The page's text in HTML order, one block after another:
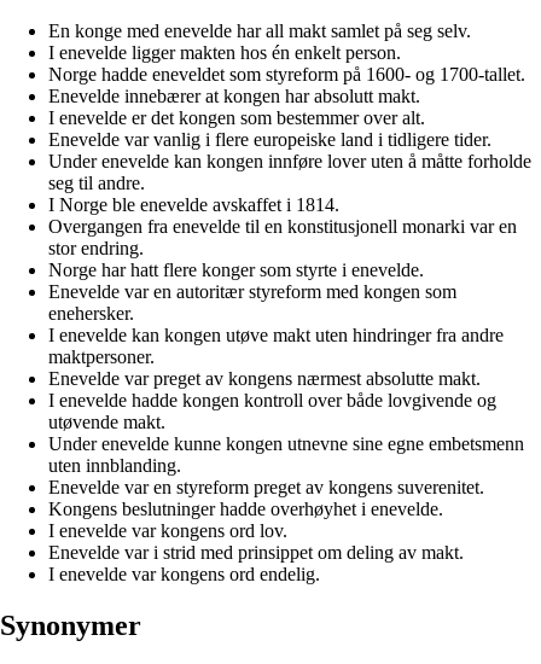
En konge med enevelde har all makt samlet på seg selv.
I enevelde ligger makten hos én enkelt person.
Norge hadde eneveldet som styreform på 1600- og 1700-tallet.
Enevelde innebærer at kongen har absolutt makt.
I enevelde er det kongen som bestemmer over alt.
Enevelde var vanlig i flere europeiske land i tidligere tider.
Under enevelde kan kongen innføre lover uten å måtte forholde
seg til andre.
I Norge ble enevelde avskaffet i 1814.
Overgangen fra enevelde til en konstitusjonell monarki var en
stor endring.
Norge har hatt flere konger som styrte i enevelde.
Enevelde var en autoritær styreform med kongen som
enehersker.
I enevelde kan kongen utøve makt uten hindringer fra andre
maktpersoner.
Enevelde var preget av kongens nærmest absolutte makt.
I enevelde hadde kongen kontroll over både lovgivende og
utøvende makt.
Under enevelde kunne kongen utnevne sine egne embetsmenn
uten innblanding.
Enevelde var en styreform preget av kongens suverenitet.
Kongens beslutninger hadde overhøyhet i enevelde.
I enevelde var kongens ord lov.
Enevelde var i strid med prinsippet om deling av makt.
I enevelde var kongens ord endelig.
Synonymer